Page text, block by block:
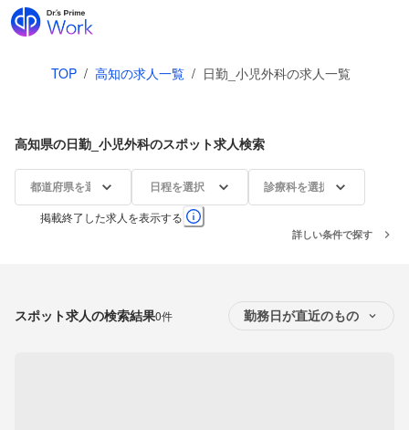
TOP / 高知の求人一覧 / 日勤_小児外科の求人一覧
高知県の日勤_小児外科のスポット求人検索
都道府県を選択 日程を選択 診療科を選択
掲載終了した求人を表示する
詳しい条件で探す
スポット求人の検索結果0件 勤務日が直近のもの